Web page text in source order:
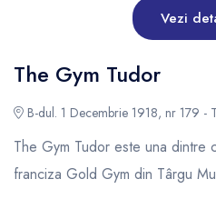
Vezi
The Gym Tudor
B-dul. 1 Decembrie 1918, nr 179 -
The Gym Tudor este una dintre
franciza Gold Gym din Târgu